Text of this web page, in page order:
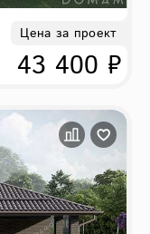
Цена за проект
43 400 ₽